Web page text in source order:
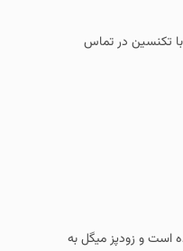
با تکنسین در تماس
است و زودپز میگل به